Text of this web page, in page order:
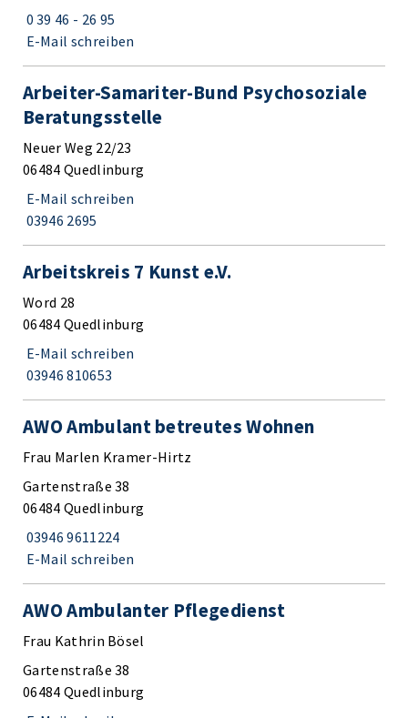
0 39 46 - 26 95
E-Mail schreiben
Arbeiter-Samariter-Bund Psychosoziale
Beratungsstelle
Neuer Weg 22/23
06484 Quedlinburg
E-Mail schreiben
03946 2695
Arbeitskreis 7 Kunst e.V.
Word 28
06484 Quedlinburg
E-Mail schreiben
03946 810653
AWO Ambulant betreutes Wohnen
Frau Marlen Kramer-Hirtz
Gartenstraße 38
06484 Quedlinburg
03946 9611224
E-Mail schreiben
AWO Ambulanter Pflegedienst
Frau Kathrin Bösel
Gartenstraße 38
06484 Quedlinburg